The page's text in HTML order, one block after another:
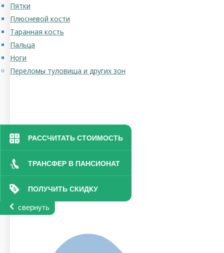
РАССЧИТАТЬ СТОИМОСТЬ
ТРАНСФЕР В ПАНСИОНАТ
ПОЛУЧИТЬ СКИДКУ
свернуть
Пятки
Плюсневой кости
Таранная кость
Пальца
Ноги
Переломы туловища и других зон